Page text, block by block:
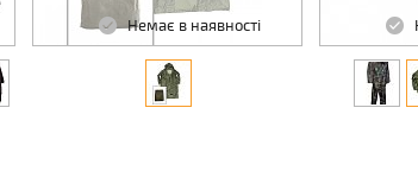
Немає в наявності